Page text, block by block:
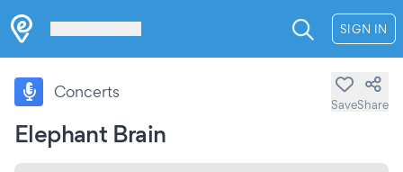
SIGN IN
Elephant Brain
Concerts
SaveShare